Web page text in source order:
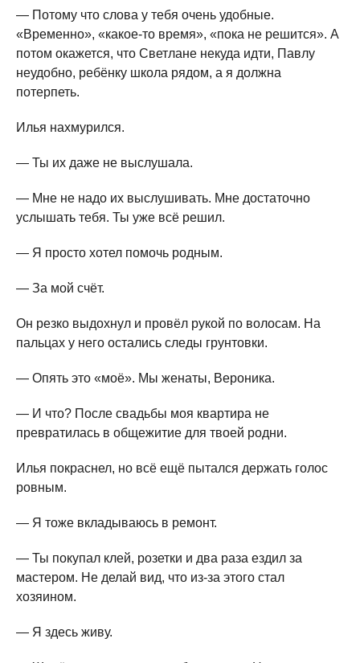
— Потому что слова у тебя очень удобные.
«Временно», «какое-то время», «пока не решится». А
потом окажется, что Светлане некуда идти, Павлу
неудобно, ребёнку школа рядом, а я должна
потерпеть.
Илья нахмурился.
— Ты их даже не выслушала.
— Мне не надо их выслушивать. Мне достаточно
услышать тебя. Ты уже всё решил.
— Я просто хотел помочь родным.
— За мой счёт.
Он резко выдохнул и провёл рукой по волосам. На
пальцах у него остались следы грунтовки.
— Опять это «моё». Мы женаты, Вероника.
— И что? После свадьбы моя квартира не
превратилась в общежитие для твоей родни.
Илья покраснел, но всё ещё пытался держать голос
ровным.
— Я тоже вкладываюсь в ремонт.
— Ты покупал клей, розетки и два раза ездил за
мастером. Не делай вид, что из-за этого стал
хозяином.
— Я здесь живу.